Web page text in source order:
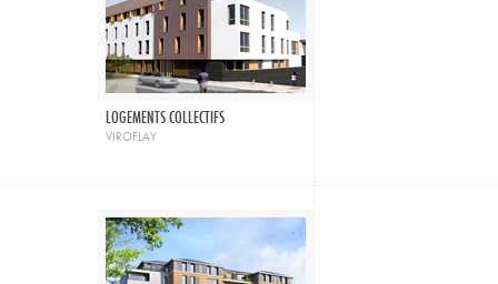
LOGEMENTS COLLECTIFS
viroflay